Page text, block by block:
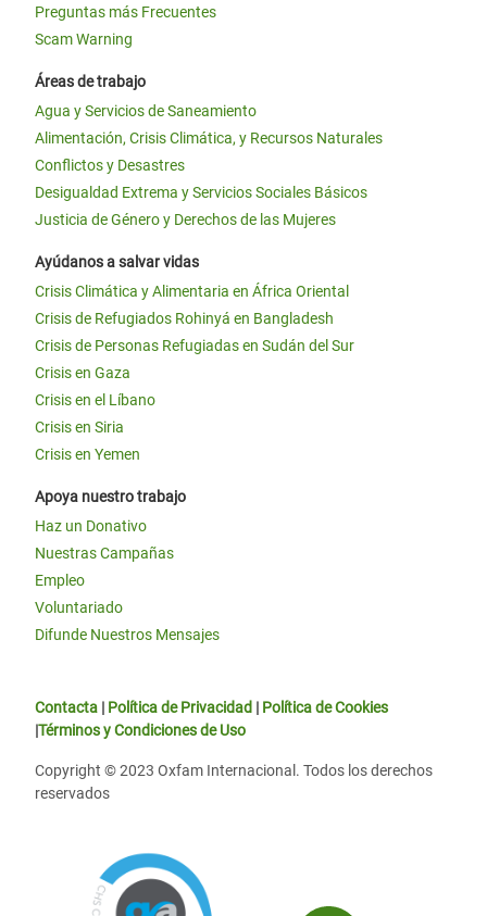
Preguntas más Frecuentes
Scam Warning
Áreas de trabajo
Agua y Servicios de Saneamiento
Alimentación, Crisis Climática, y Recursos Naturales
Conflictos y Desastres
Desigualdad Extrema y Servicios Sociales Básicos
Justicia de Género y Derechos de las Mujeres
Ayúdanos a salvar vidas
Crisis Climática y Alimentaria en África Oriental
Crisis de Refugiados Rohinyá en Bangladesh
Crisis de Personas Refugiadas en Sudán del Sur
Crisis en Gaza
Crisis en el Líbano
Crisis en Siria
Crisis en Yemen
Apoya nuestro trabajo
Haz un Donativo
Nuestras Campañas
Empleo
Voluntariado
Difunde Nuestros Mensajes
Contacta | Política de Privacidad | Política de Cookies
|Términos y Condiciones de Uso
Copyright © 2023 Oxfam Internacional. Todos los derechos
reservados